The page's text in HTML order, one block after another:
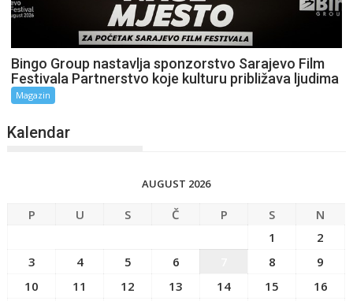
Bingo Group nastavlja sponzorstvo Sarajevo Film
Festivala Partnerstvo koje kulturu približava ljudima
Magazin
Kalendar
AUGUST 2026
P U S Č P S
N
1
2
3
4 5 6 8
9
10
11 12 13 14 15
16